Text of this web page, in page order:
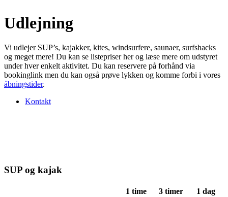
Udlejning
Vi udlejer SUP’s, kajakker, kites, windsurfere, saunaer, surfshacks
og meget mere! Du kan se listepriser her og læse mere om udstyret
under hver enkelt aktivitet. Du kan reservere på forhånd via
bookinglink men du kan også prøve lykken og komme forbi i vores
åbningstider.
Kontakt
SUP og kajak
1 time 3 timer
1 dag